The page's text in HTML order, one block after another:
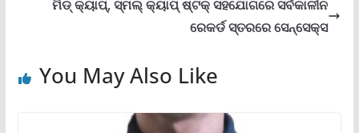
ମିଡ୍ କ୍ୟାପ୍‌, ସ୍ମଲ୍ କ୍ୟାପ୍ ଷ୍ଟକ୍ ସହଯୋଗରେ ସର୍ବକାଳୀନ
ରେକର୍ଡ ସ୍ତରରେ ସେନ୍‌ସେକ୍ସ
You May Also Like